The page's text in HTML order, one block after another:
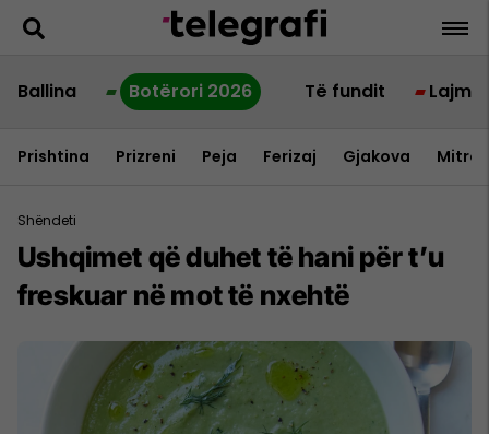
Ballina Botërori 2026 Të fundit Lajme
Prishtina Prizreni Peja Ferizaj Gjakova
Shëndeti
Ushqimet që duhet të hani për t’u
freskuar në mot të nxehtë